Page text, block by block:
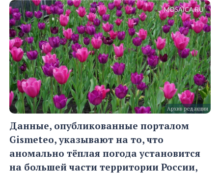
Архив редакции
Данные, опубликованные порталом
Gismeteo, указывают на то, что
аномально тёплая погода установится
на большей части территории России,